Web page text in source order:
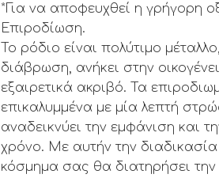
*Για να αποφευχθεί η γρήγορη
Επιροδίωση.
Το ρόδιο είναι πολύτιμο
διάβρωση, ανήκει στην
εξαιρετικά ακριβό. Τα
επικαλυμμένα με μία λεπτή
αναδεικνύει την εμφάνιση και
χρόνο. Με αυτήν την
κόσμημα σας θα διατηρήσει